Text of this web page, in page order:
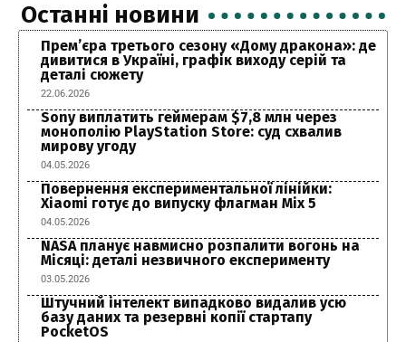
Останні новини
Прем’єра третього сезону «Дому дракона»: де
дивитися в Україні, графік виходу серій та
деталі сюжету
22.06.2026
Sony виплатить геймерам $7,8 млн через
монополію PlayStation Store: суд схвалив
мирову угоду
04.05.2026
Повернення експериментальної лінійки:
Xiaomi готує до випуску флагман Mix 5
04.05.2026
NASA планує навмисно розпалити вогонь на
Місяці: деталі незвичного експерименту
03.05.2026
Штучний інтелект випадково видалив усю
базу даних та резервні копії стартапу
PocketOS